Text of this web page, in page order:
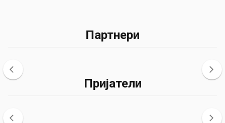
Партнери
Пријатели